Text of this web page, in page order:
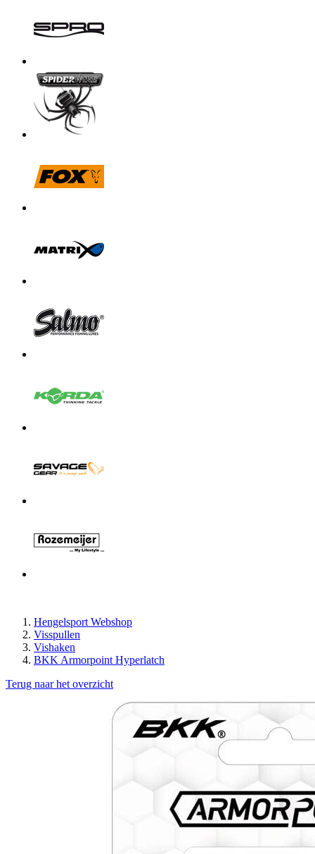
Hengelsport Webshop
Visspullen
Vishaken
BKK Armorpoint Hyperlatch
Terug naar het overzicht